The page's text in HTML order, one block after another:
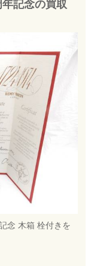
記念の買取
念 木箱 栓付きを